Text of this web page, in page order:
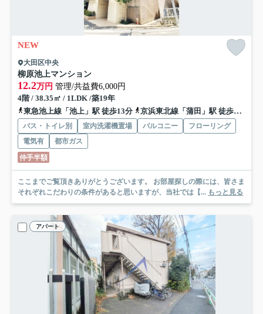
NEW
大田区中央
柳原池上マンション
12.2万円 管理/共益費6,000円
4階 / 38.35㎡ / 1LDK /築19年
東急池上線「池上」駅 徒歩13分
京浜東北線「蒲田」駅 徒歩19分
バス・トイレ別 室内洗濯機置場 バルコニー
フローリング
電気有
都市ガス
仲手半額
ここまでご覧頂きありがとうございます。 お部屋探しの際には、皆さま
それぞれこだわりの条件があると思いますが、当社では【... もっと見る
アパート